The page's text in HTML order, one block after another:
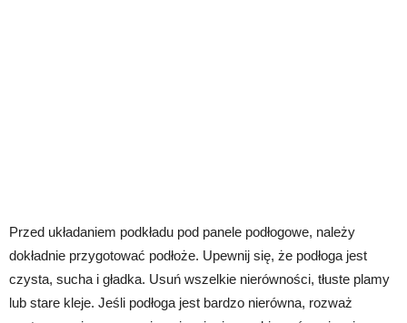
Przed układaniem podkładu pod panele podłogowe, należy
dokładnie przygotować podłoże. Upewnij się, że podłoga jest
czysta, sucha i gładka. Usuń wszelkie nierówności, tłuste plamy
lub stare kleje. Jeśli podłoga jest bardzo nierówna, rozważ